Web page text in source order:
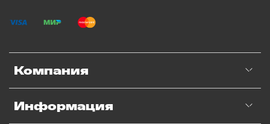
Компания
Информация